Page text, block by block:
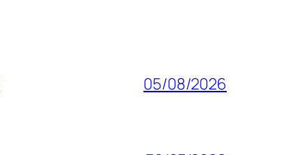
05/08/2026